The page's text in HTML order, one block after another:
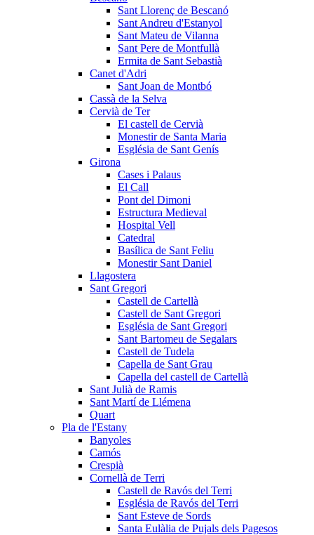
Sant Llorenç de Bescanó
Sant Andreu d'Estanyol
Sant Mateu de Vilanna
Sant Pere de Montfullà
Ermita de Sant Sebastià
Canet d'Adri
Sant Joan de Montbó
Cassà de la Selva
Cervià de Ter
El castell de Cervià
Monestir de Santa Maria
Església de Sant Genís
Girona
Cases i Palaus
El Call
Pont del Dimoni
Estructura Medieval
Hospital Vell
Catedral
Basílica de Sant Feliu
Monestir Sant Daniel
Llagostera
Sant Gregori
Castell de Cartellà
Castell de Sant Gregori
Església de Sant Gregori
Sant Bartomeu de Segalars
Castell de Tudela
Capella de Sant Grau
Capella del castell de Cartellà
Sant Julià de Ramis
Sant Martí de Llémena
Quart
Pla de l'Estany
Banyoles
Camós
Crespià
Cornellà de Terri
Castell de Ravós del Terri
Església de Ravós del Terri
Sant Esteve de Sords
Santa Eulàlia de Pujals dels Pagesos